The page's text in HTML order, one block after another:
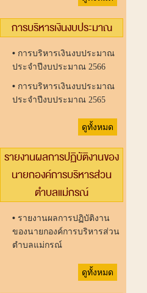
การบริหารเงินงบประมาณ
• การบริหารเงินงบประมาณ
ประจำปีงบประมาณ 2566
• การบริหารเงินงบประมาณ
ประจำปีงบประมาณ 2565
ดูทั้งหมด
รายงานผลการปฏิบัติงานของ
นายกองค์การบริหารส่วน
ตำบลแม่กรณ์
• รายงานผลการปฏิบัติงาน
ของนายกองค์การบริหารส่วน
ตำบลแม่กรณ์
ดูทั้งหมด